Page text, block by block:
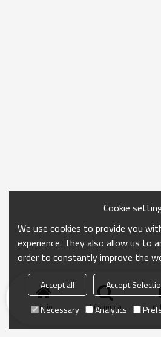
Inicio búsqueda
Cookie
We use cookies to provide you
experience. They also allow us to
order to constantly improve the
Accept all Accept
Necessary
Analytics